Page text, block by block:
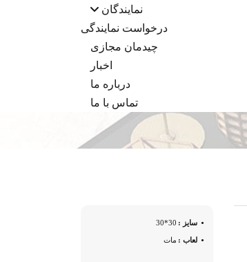
نمایندگان
درخواست نمایندگی
چیدمان مجازی
اخبار
درباره ما
تماس با ما
سایز : 30*30
لعاب : مات